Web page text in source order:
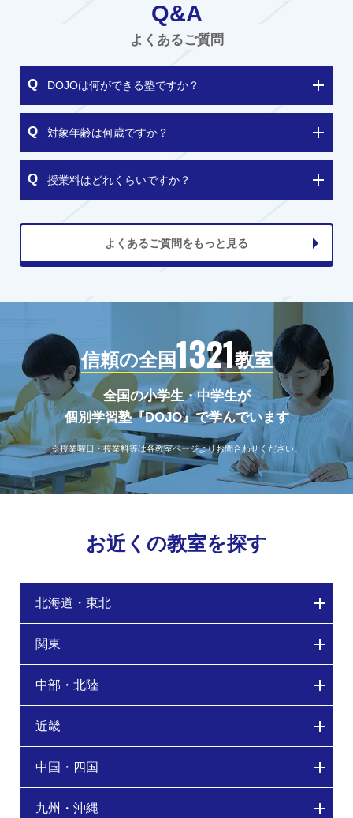
Q&A
よくあるご質問
DOJOは何ができる塾ですか？
対象年齢は何歳ですか？
授業料はどれくらいですか？
よくあるご質問をもっと見る
信頼の全国1321教室
全国の小学生・中学生が
個別学習塾『DOJO』で学んでいます
※授業曜日・授業料等は各教室ページよりお問合わせください。
お近くの教室を探す
北海道・東北
関東
中部・北陸
近畿
中国・四国
九州・沖縄